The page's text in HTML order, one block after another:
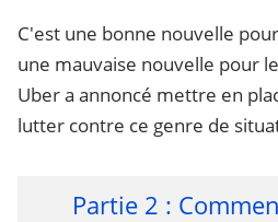
C'est une bonne nouvelle
une mauvaise nouvelle pour
Uber a annoncé mettre en
lutter contre ce genre de
Partie 2 :